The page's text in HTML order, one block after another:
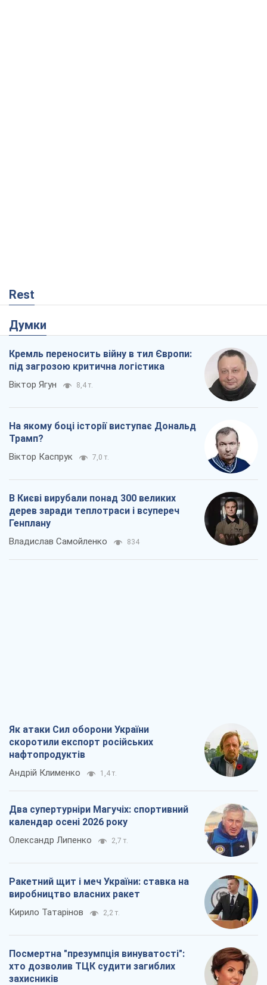
Rest
Думки
Кремль переносить війну в тил Європи:
під загрозою критична логістика
Віктор Ягун 8,4 т.
На якому боці історії виступає Дональд
Трамп?
Віктор Каспрук 7,0 т.
В Києві вирубали понад 300 великих
дерев заради теплотраси і всупереч
Генплану
Владислав Самойленко 834
Як атаки Сил оборони України
скоротили експорт російських
нафтопродуктів
Андрій Клименко 1,4 т.
Два супертурніри Магучіх: спортивний
календар осені 2026 року
Олександр Липенко 2,7 т.
Ракетний щит і меч України: ставка на
виробництво власних ракет
Кирило Татарінов 2,2 т.
Посмертна "презумпція винуватості":
хто дозволив ТЦК судити загиблих
захисників